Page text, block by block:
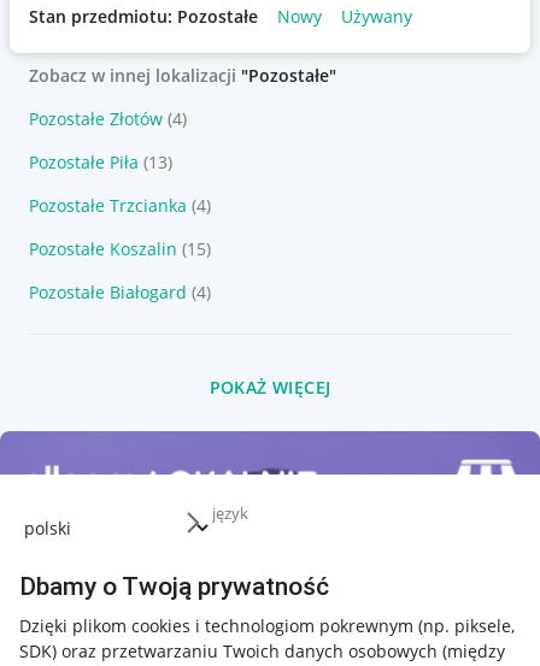
język
Dbamy o Twoją prywatność
Dzięki plikom cookies i technologiom pokrewnym (np. piksele,
SDK) oraz przetwarzaniu Twoich danych osobowych (między
Stan przedmiotu: Pozostałe Nowy Używany
Zobacz w innej lokalizacji "Pozostałe"
Pozostałe Złotów (4)
Pozostałe Piła (13)
Pozostałe Trzcianka (4)
Pozostałe Koszalin (15)
Pozostałe Białogard (4)
POKAŻ WIĘCEJ